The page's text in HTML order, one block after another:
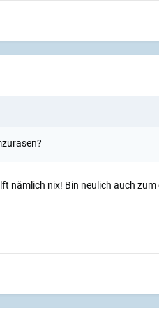
nämlich nix! Bin neulich auch